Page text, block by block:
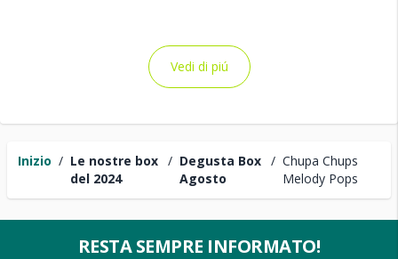
Inizio / Le nostre box
del 2024
/ Degusta Box
Agosto
/ Chupa Chups
Melody Pops
Vedi di piú
RESTA SEMPRE INFORMATO!